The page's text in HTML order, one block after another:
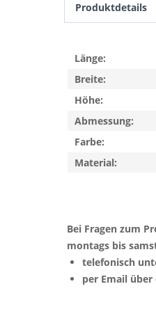
Produktdetails
Bei Fragen zum
montags bis
telefonisch
per Email über
Länge:
Breite:
Höhe:
Abmessung:
Farbe:
Material: